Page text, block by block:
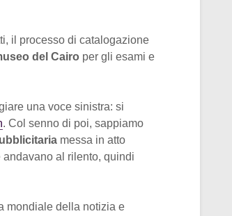
il processo di catalogazione
del Cairo per gli esami e
una voce sinistra: si
. Col senno di poi, sappiamo
messa in atto
al rilento, quindi
mondiale della notizia e